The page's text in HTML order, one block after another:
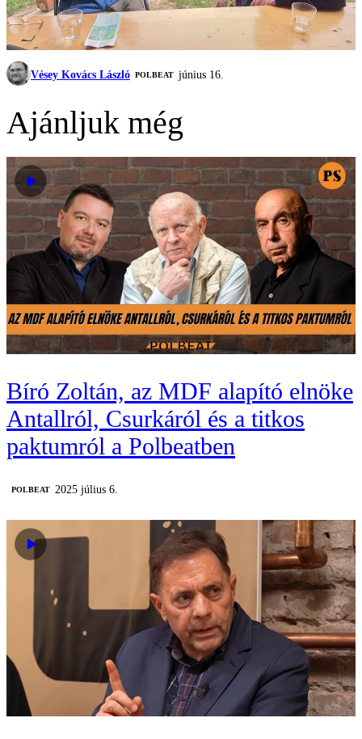
Vésey Kovács László ‎POLBEAT június 16.
Ajánljuk még
Bíró Zoltán, az MDF alapító elnöke
Antallról, Csurkáról és a titkos
paktumról a Polbeatben
‎POLBEAT 2025 július 6.